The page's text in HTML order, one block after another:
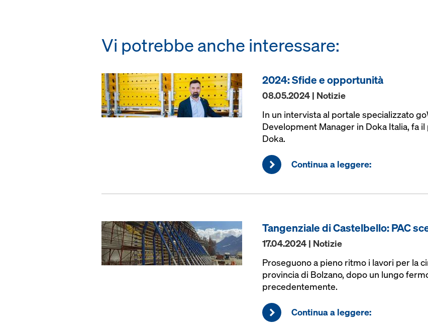
Vi potrebbe anche interessare:
2024: Sfide e opportunità
08.05.2024 | Notizie
In un intervista al portale specializzato
Development Manager in Doka Italia, fa
Doka.
Continua a leggere:
Tangenziale di Castelbello: PAC
17.04.2024 | Notizie
Proseguono a pieno ritmo i lavori per la
provincia di Bolzano, dopo un lungo
precedentemente.
Continua a leggere: